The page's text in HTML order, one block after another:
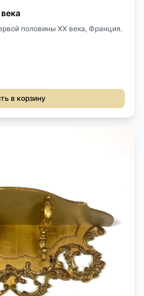
половины XX века, Франция.
в корзину